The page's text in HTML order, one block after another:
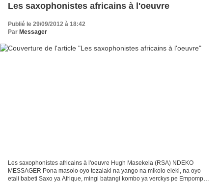
Les saxophonistes africains à l'oeuvre
Publié le 29/09/2012 à 18:42
Par Messager
Les saxophonistes africains à l'oeuvre Hugh Masekela (RSA) NDEKO
MESSAGER Pona masolo oyo tozalaki na yango na mikolo eleki, na oyo
etali babeti Saxo ya Afrique, mingi batangi kombo ya verckys pe Empompo